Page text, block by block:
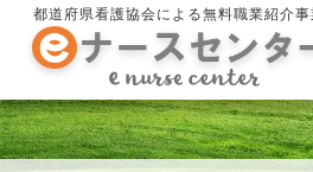
都道府県看護協会による無料職業紹介事